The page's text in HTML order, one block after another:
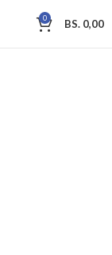
0 BS. 0,00